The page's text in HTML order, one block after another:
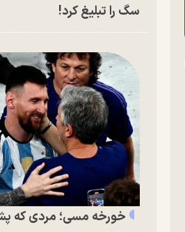
سگ را تبلیغ کرد!
خورخه مسی؛ مردی که